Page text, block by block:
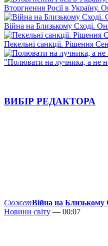
Вторгнення Росії в Україну.
Війна на Близькому Сході.
Пекельні санкції. Рішення
"Полювати на лучника, а не
ВИБІР РЕДАКТОРА
СюжетВійна на Близькому
Новини світу — 00:07